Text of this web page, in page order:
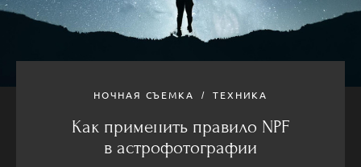
НОЧНАЯ СЪЕМКА ТЕХНИКА
Как применить правило NPF
в астрофотографии